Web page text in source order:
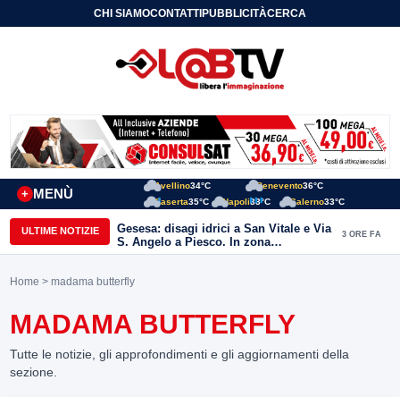
CHI SIAMOCONTATTIPUBBLICITÀCERCA
MENÙ
+
Avellino34°C Benevento36°C
Caserta35°C Napoli33°C Salerno33°C
ULTIME NOTIZIE
Gesesa: disagi idrici a San Vitale e Via
S. Angelo a Piesco. In zona
posizionata l’autobotte
3 ORE FA
Home > madama butterfly
MADAMA BUTTERFLY
Tutte le notizie, gli approfondimenti e gli aggiornamenti della
sezione.